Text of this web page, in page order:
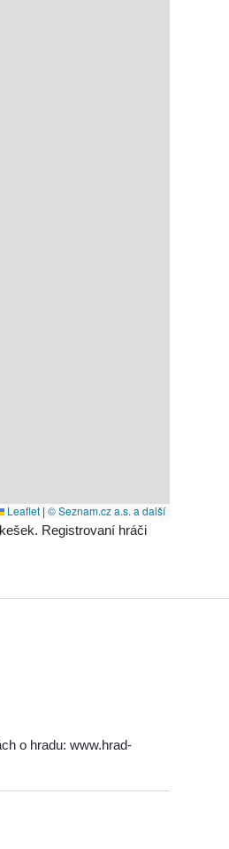
Leaflet | © Seznam.cz a.s. a další
Registrovaní hráči
o hradu: www.hrad-